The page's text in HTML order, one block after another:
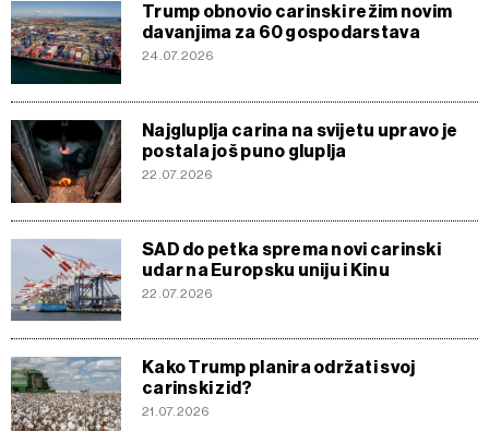
Trump obnovio carinski režim novim
davanjima za 60 gospodarstava
24.07.2026
Najgluplja carina na svijetu upravo je
postala još puno gluplja
22.07.2026
SAD do petka sprema novi carinski
udar na Europsku uniju i Kinu
22.07.2026
Kako Trump planira održati svoj
carinski zid?
21.07.2026